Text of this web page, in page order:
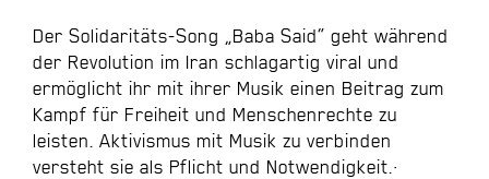
​Der Solidaritäts-Song „Baba Said“ geht während
der Revolution im Iran schlagartig viral und
ermöglicht ihr mit ihrer Musik einen Beitrag zum
Kampf für Freiheit und Menschenrechte zu
leisten. Aktivismus mit Musik zu verbinden
versteht sie als Pflicht und Notwendigkeit.·